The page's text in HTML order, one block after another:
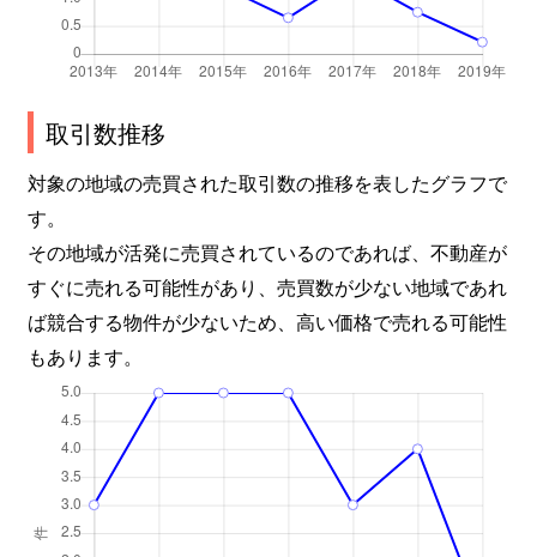
取引数推移
対象の地域の売買された取引数の推移を表したグラフで
す。
その地域が活発に売買されているのであれば、不動産が
すぐに売れる可能性があり、売買数が少ない地域であれ
ば競合する物件が少ないため、高い価格で売れる可能性
もあります。